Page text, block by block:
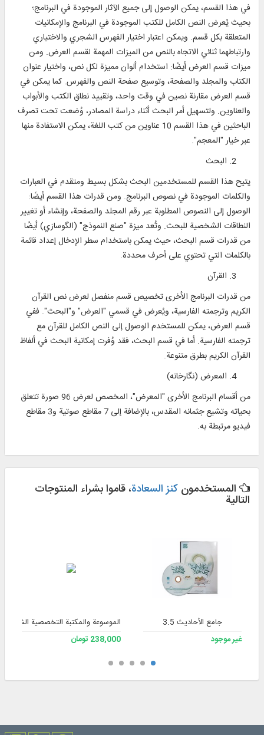
في هذا القسم، يمكن الوصول إلى جميع الآثار الموجودة في البرنامج؛
بحيث يُعرض النص الكامل للكتب الموجودة في البرنامج والإمكانيات
المتعلقة بكل قسم. ويمكن اعتبار اختيار الفهرس الشجري والاختياري
وارتباطهما ثنائي الاتجاه بالنص من الميزات المهمة لقسم العرض. ومن
ميزات قسم العرض أيضًا: استخدام ألوان مميزة لكل نص، واختيار عنوان
الكتاب والمجلد والصفحة، وتوسيع صفحة النص والفهرس. كما يمكن في
قسم العرض مقارنة نصين في وقت واحد، وتقييد نطاق الكتب والأبواب
والعناوين. ولتسهيل أمر البحث أثناء دراسة المصادر، وُضعت تحت تصرف
الباحثين في هذا القسم 10 عناوين من كتب اللغة، يمكن الاستفادة منها
عبر خيار "المعجم".
البحث
يتيح هذا القسم للمستخدمين البحث بشكل بسيط ومتقدم في العبارات
والكلمات الموجودة في نصوص البرنامج. ومن قدرات هذا القسم أيضًا:
الوصول إلى النصوص المطلوبة عبر رقم المجلد والصفحة، وإنشاء أو تغيير
النطاقات الشخصية للبحث. وتُعد ميزة "صنع النموذج" (الگوسازي) أيضًا
من قدرات قسم البحث، حيث يمكن باستخدام سطر الإدخال إعداد قائمة
بالكلمات التي تحتوي على أحرف محددة.
القرآن
من قدرات البرنامج الأخرى تخصيص قسم منفصل لعرض نص القرآن
الكريم وترجمته الفارسية، ويُعرض في قسمي "العرض" و"البحث". ففي
قسم العرض، يمكن للمستخدم الوصول إلى النص الكامل للقرآن مع
ترجمته الفارسية. أما في قسم البحث، فقد وُفرت إمكانية البحث في ألفاظ
القرآن الكريم بطرق متنوعة.
المعرض (نگارخانه)
من أقسام البرنامج الأخرى "المعرض"، المخصص لعرض 96 صورة تتعلق
بحياته وتشيع جثمانه المقدس، بالإضافة إلى 7 مقاطع صوتية و3 مقاطع
فيديو مرتبطة به.
المستخدمون كنز السعادة، قاموا بشراء المنتوجات
التالية
جامع الأحاديث 3.5
غير موجود
الموسوعة والمكتبة التخصصية الشاملة
238,000 تومان